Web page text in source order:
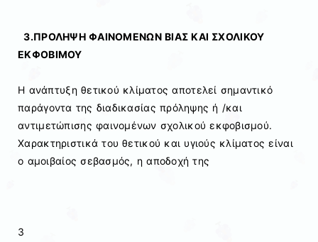
3.ΠΡΟΛΗΨΗ ΦΑΙΝΟΜΕΝΩΝ ΒΙΑΣ ΚΑΙ ΣΧΟΛΙΚΟΥ
ΕΚΦΟΒΙΜΟΥ
Η ανάπτυξη θετικού κλίματος αποτελεί σημαντικό
παράγοντα της διαδικασίας πρόληψης ή /και
αντιμετώπισης φαινομένων σχολικού εκφοβισμού.
Χαρακτηριστικά του θετικού και υγιούς κλίματος είναι
ο αμοιβαίος σεβασμός, η αποδοχή της
3